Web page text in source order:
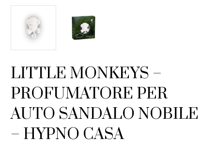
LITTLE MONKEYS –
PROFUMATORE PER
AUTO SANDALO NOBILE
– HYPNO CASA